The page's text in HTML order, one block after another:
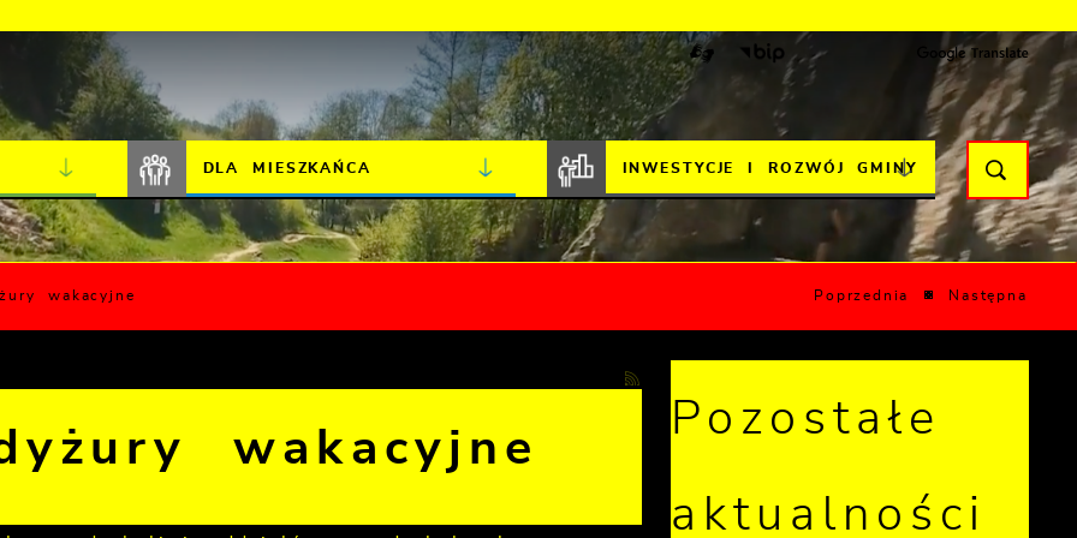
JAKOŚĆ POWIETRZA
DLA MIESZKAŃCA INWESTYCJE I ROZWÓJ GMINY
wakacyjne Poprzednia Następna
wakacyjne
Pozostałe
aktualności